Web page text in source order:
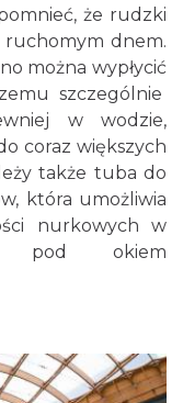
że rudzki
dnem.
można wypłycić
szczególnie
w wodzie,
coraz większych
także tuba do
która umożliwia
nurkowych w
pod okiem